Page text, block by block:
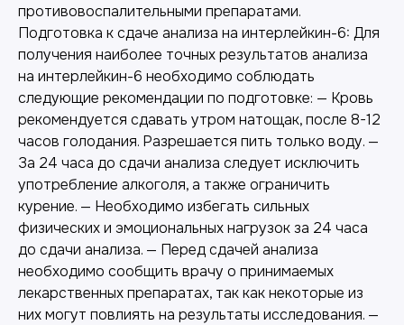
противовоспалительными препаратами.
Подготовка к сдаче анализа на интерлейкин-6: Для
получения наиболее точных результатов анализа
на интерлейкин-6 необходимо соблюдать
следующие рекомендации по подготовке: — Кровь
рекомендуется сдавать утром натощак, после 8-12
часов голодания. Разрешается пить только воду. —
За 24 часа до сдачи анализа следует исключить
употребление алкоголя, а также ограничить
курение. — Необходимо избегать сильных
физических и эмоциональных нагрузок за 24 часа
до сдачи анализа. — Перед сдачей анализа
необходимо сообщить врачу о принимаемых
лекарственных препаратах, так как некоторые из
них могут повлиять на результаты исследования. —